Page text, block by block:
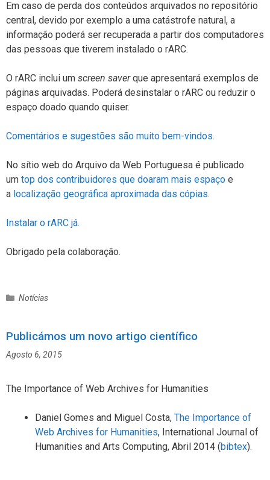
Em caso de perda dos conteúdos arquivados no repositório
central, devido por exemplo a uma catástrofe natural, a
informação poderá ser recuperada a partir dos computadores
das pessoas que tiverem instalado o rARC.
O rARC inclui um screen saverque apresentará exemplos de
páginas arquivadas. Poderá desinstalar o rARC ou reduzir o
espaço doado quando quiser.
Comentários e sugestões são muito bem-vindos.
No sítio web do Arquivo da Web Portuguesa é publicado
um top dos contribuidores que doaram mais espaço e
a localização geográfica aproximada das cópias.
Instalar o rARC já.
Obrigado pela colaboração.
C
e
o
i
Notícias
Publicámos um novo artigo científico
Agosto 6, 2015
The Importance of Web Archives for Humanities
Daniel Gomes and Miguel Costa, The Importance of
Web Archives for Humanities, International Journal of
Humanities and Arts Computing, Abril 2014 (bibtex).